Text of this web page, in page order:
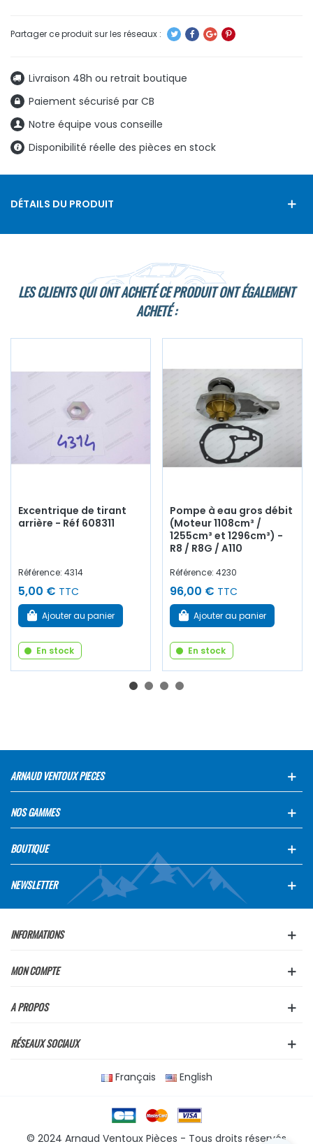
Livraison 48h ou retrait boutique
Paiement sécurisé par CB
Notre équipe vous conseille
Disponibilité réelle des pièces en stock
DÉTAILS DU PRODUIT
LES CLIENTS QUI ONT ACHETÉ CE PRODUIT ONT ÉGALEMENT
ACHETÉ :
Excentrique de tirant
arrière - Réf 608311
Référence: 4314
5,00 € TTC
Ajouter au panier
En stock
Pompe à eau gros débit
(Moteur 1108cm³ /
1255cm³ et 1296cm³) -
R8 / R8G / A110
Référence: 4230
96,00 € TTC
Ajouter au panier
En stock
ARNAUD VENTOUX PIECES
NOS GAMMES
BOUTIQUE
NEWSLETTER
INFORMATIONS
MON COMPTE
A PROPOS
RÉSEAUX SOCIAUX
Français English
© 2024 Arnaud Ventoux Pièces - Tous droits réservés